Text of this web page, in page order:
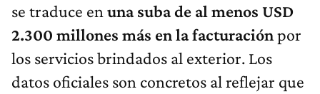
se traduce en una suba de al menos USD
2.300 millones más en la facturaciónpor
los servicios brindados al exterior. Los
datos oficiales son concretos al reflejar que